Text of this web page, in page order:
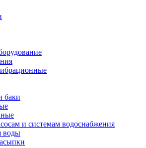
баки
и системам водоснабжения
воды